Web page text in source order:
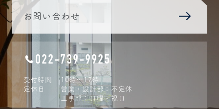
お問い合わせ
022-739-9925
受付時間
10時〜17時
定休日
営業・設計部：不定休
工事部：日曜・祝日